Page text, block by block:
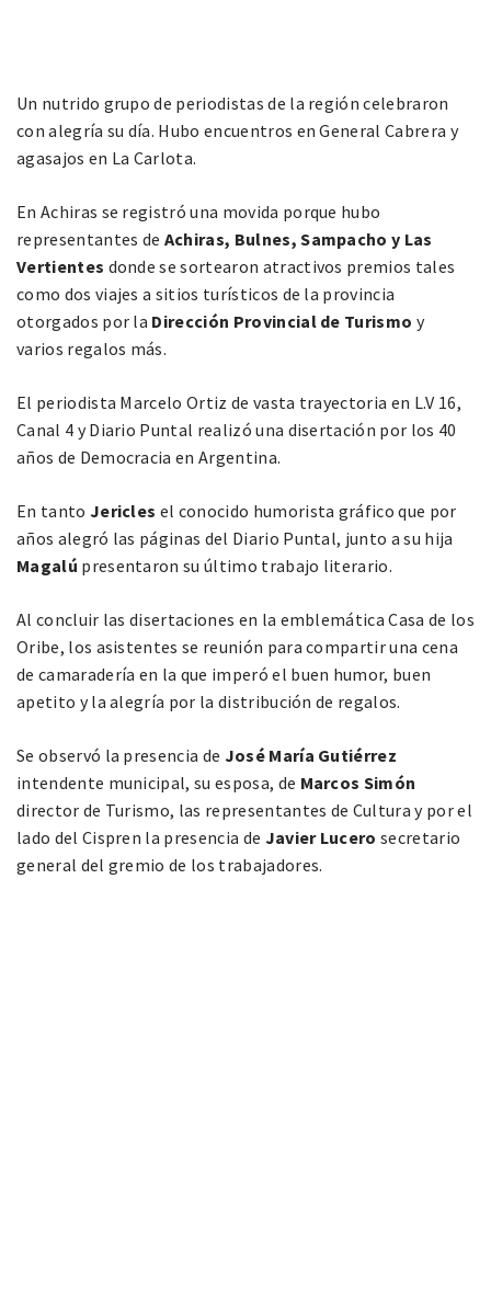
Un nutrido grupo de periodistas de la región celebraron
con alegría su día. Hubo encuentros en General Cabrera y
agasajos en La Carlota.
En Achiras se registró una movida porque hubo
representantes de Achiras, Bulnes, Sampacho y Las
Vertientes donde se sortearon atractivos premios tales
como dos viajes a sitios turísticos de la provincia
otorgados por la Dirección Provincial de Turismo y
varios regalos más.
El periodista Marcelo Ortiz de vasta trayectoria en L.V 16,
Canal 4 y Diario Puntal realizó una disertación por los 40
años de Democracia en Argentina.
En tanto Jericles el conocido humorista gráfico que por
años alegró las páginas del Diario Puntal, junto a su hija
Magalú presentaron su último trabajo literario.
Al concluir las disertaciones en la emblemática Casa de los
Oribe, los asistentes se reunión para compartir una cena
de camaradería en la que imperó el buen humor, buen
apetito y la alegría por la distribución de regalos.
Se observó la presencia de José María Gutiérrez
intendente municipal, su esposa, de Marcos Simón
director de Turismo, las representantes de Cultura y por el
lado del Cispren la presencia de Javier Lucero secretario
general del gremio de los trabajadores.